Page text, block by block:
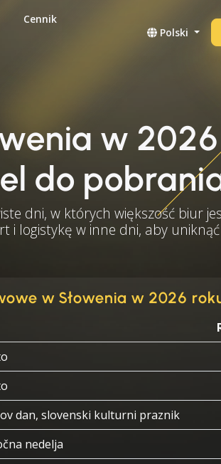
Cennik
Polski
w
do
dni, w których większość biur
i logistykę w inne dni, aby
w Słowenia w 2026
dan, slovenski kulturni praznik
nedelja